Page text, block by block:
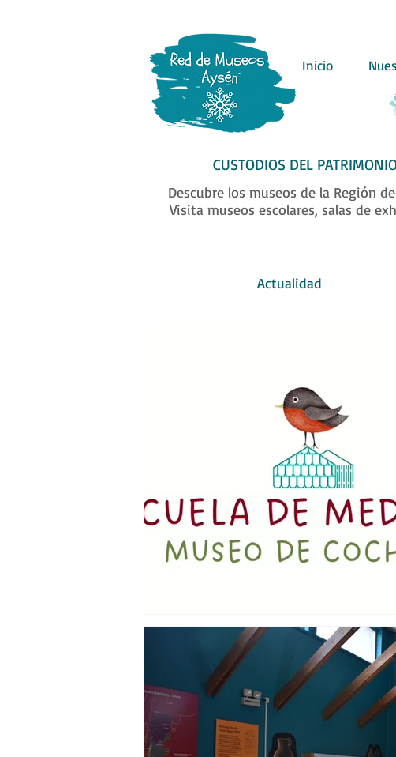
Inicio
CUSTODIOS DEL
Descubre los museos de la Región
Visita museos escolares, salas de
Actualidad